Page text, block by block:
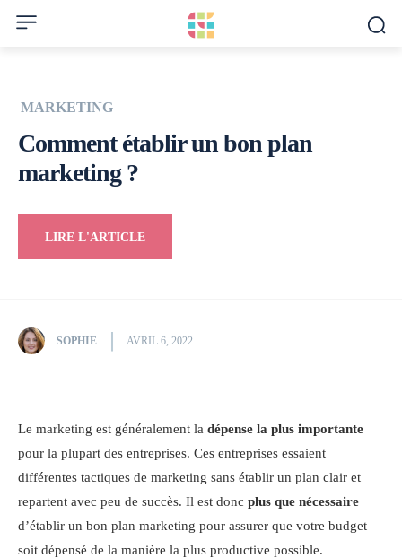
MARKETING
Comment établir un bon plan
marketing ?
LIRE L'ARTICLE
SOPHIE AVRIL 6, 2022
Le marketing est généralement la dépense la plus importante
pour la plupart des entreprises. Ces entreprises essaient
différentes tactiques de marketing sans établir un plan clair et
repartent avec peu de succès. Il est donc plus que nécessaire
d’établir un bon plan marketing pour assurer que votre budget
soit dépensé de la manière la plus productive possible.